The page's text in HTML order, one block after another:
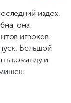
издох.
она
игроков
Большой
команду и